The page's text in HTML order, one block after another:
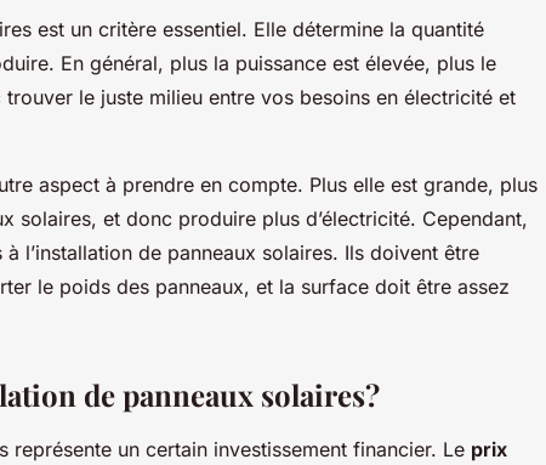
est un critère essentiel. Elle détermine la quantité
En général, plus la puissance est élevée, plus le
le juste milieu entre vos besoins en électricité et
aspect à prendre en compte. Plus elle est grande, plus
solaires, et donc produire plus d’électricité. Cependant,
l’installation de panneaux solaires. Ils doivent être
le poids des panneaux, et la surface doit être assez
de panneaux solaires?
représente un certain investissement financier. Le prix